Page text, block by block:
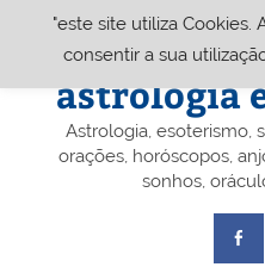
Portal
astrologia
Astrologia, esoterismo,
orações, horóscopos,
sonhos,
"este site utiliza Cookies.
consentir a sua